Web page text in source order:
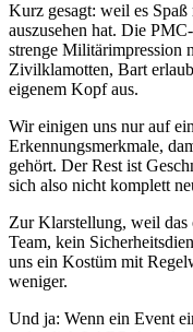
Kurz gesagt: weil es
auszusehen hat. Die
strenge Militärimpression
Zivilklamotten, Bart
eigenem Kopf aus.
Wir einigen uns nur auf
Erkennungsmerkmale,
gehört. Der Rest ist
sich also nicht komplett
Zur Klarstellung, weil
Team, kein
uns ein Kostüm mit
weniger.
Und ja: Wenn ein Event